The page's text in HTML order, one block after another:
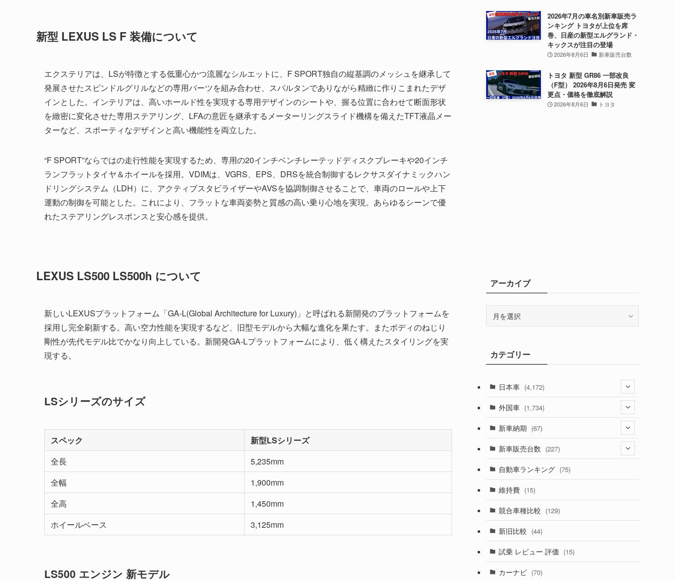
新型 LEXUS LS F 装備について
エクステリアは、LSが特徴とする低重心かつ流麗なシルエットに、F SPORT独自の縦基調のメッシュを継承して
発展させたスピンドルグリルなどの専用パーツを組み合わせ、スパルタンでありながら精緻に作りこまれたデザ
インとした。インテリアは、高いホールド性を実現する専用デザインのシートや、握る位置に合わせて断面形状
を緻密に変化させた専用ステアリング、LFAの意匠を継承するメーターリングスライド機構を備えたTFT液晶メー
ターなど、スポーティなデザインと高い機能性を両立した。
“F SPORT”ならではの走行性能を実現するため、専用の20インチベンチレーテッドディスクブレーキや20インチ
ランフラットタイヤ＆ホイールを採用。VDIMは、VGRS、EPS、DRSを統合制御するレクサスダイナミックハン
ドリングシステム（LDH）に、アクティブスタビライザーやAVSを協調制御させることで、車両のロールや上下
運動の制御を可能とした。これにより、フラットな車両姿勢と質感の高い乗り心地を実現。あらゆるシーンで優
れたステアリングレスポンスと安心感を提供。
LEXUS LS500 LS500h について
新しいLEXUSプラットフォーム「GA-L(Global Architecture for Luxury)」と呼ばれる新開発のプラットフォームを
採用し完全刷新する。高い空力性能を実現するなど、旧型モデルから大幅な進化を果たす。またボディのねじり
剛性が先代モデル比でかなり向上している。新開発GA-Lプラットフォームにより、低く構えたスタイリングを実
現する。
LSシリーズのサイズ
スペック
新型LSシリーズ
全長
5,235mm
全幅
1,900mm
全高
1,450mm
ホイールベース
3,125mm
LS500 エンジン 新モデル
2026年7月の車名別新車販売ラ
ンキング トヨタが上位を席
巻、日産の新型エルグランド・
キックスが注目の登場
2026年8月6日 新車販売台数
トヨタ 新型 GR86 一部改良
（F型） 2026年8月6日発売 変
更点・価格を徹底解説
2026年8月6日 トヨタ
アーカイブ
ブカテゴリー
日本車 (4,172)
(1,321)
(329)
(525)
(357)
(328)
(194)
(230)
(253)
外国車 (1,734)
(188)
(242)
(85)
(84)
(14)
(222)
新車納期 (67)
(28)
(8)
(3)
(3)
(5)
新車販売台数 (227)
(21)
(5)
(7)
自動車ランキング (75)
維持費 (15)
競合車種比較 (129)
新旧比較 (44)
試乗 レビュー 評価 (15)
カーナビ (70)